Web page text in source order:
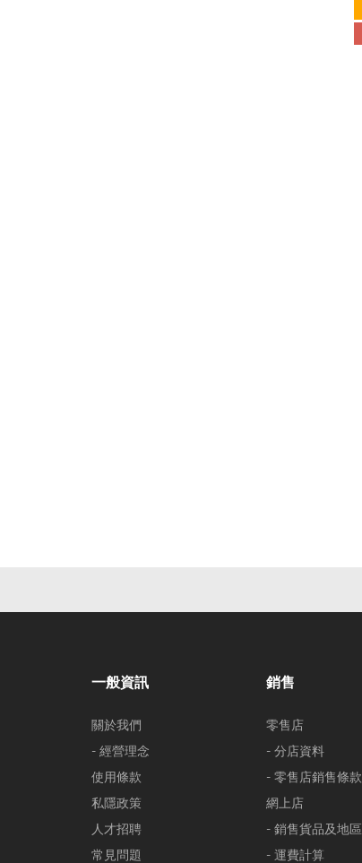
一般資訊
關於我們
- 經營理念
使用條款
私隱政策
人才招聘
常見問題
銷售
零售店
- 分店資料
- 零售店銷售條款
網上店
- 銷售貨品及地區
- 運費計算